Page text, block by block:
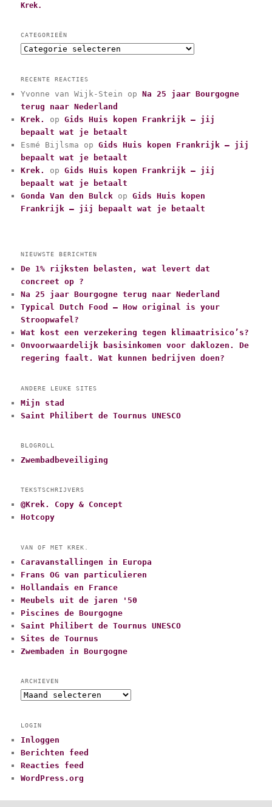
Krek.
CATEGORIEËN
C
e
g
o
r
i
e
ë
RECENTE REACTIES
Yvonne van Wijk-Stein opNa 25 jaar Bourgogne
terug naar Nederland
Krek.
opGids Huis kopen Frankrijk – jij
bepaalt wat je betaalt
Esmé Bijlsma opGids Huis kopen Frankrijk – jij
bepaalt wat je betaalt
Krek.
opGids Huis kopen Frankrijk – jij
bepaalt wat je betaalt
Gonda Van den Bulck opGids Huis kopen
Frankrijk – jij bepaalt wat je betaalt
NIEUWSTE BERICHTEN
De 1% rijksten belasten, wat levert dat
concreet op ?
Na 25 jaar Bourgogne terug naar Nederland
Typical Dutch Food – How original is your
Stroopwafel?
Wat kost een verzekering tegen klimaatrisico’s?
Onvoorwaardelijk basisinkomen voor daklozen. De
regering faalt. Wat kunnen bedrijven doen?
ANDERE LEUKE SITES
Mijn stad
Saint Philibert de Tournus UNESCO
BLOGROLL
Zwembadbeveiliging
TEKSTSCHRIJVERS
@Krek. Copy & Concept
Hotcopy
VAN OF MET KREK.
Caravanstallingen in Europa
Frans OG van particulieren
Hollandais en France
Meubels uit de jaren '50
Piscines de Bourgogne
Saint Philibert de Tournus UNESCO
Sites de Tournus
Zwembaden in Bourgogne
ARCHIEVEN
A
h
i
e
v
e
LOGIN
Inloggen
Berichten feed
Reacties feed
WordPress.org